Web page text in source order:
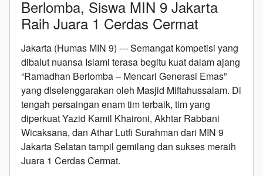
Berlomba, Siswa MIN 9 Jakarta
Raih Juara 1 Cerdas Cermat
Jakarta (Humas MIN 9) --- Semangat kompetisi yang
dibalut nuansa Islami terasa begitu kuat dalam ajang
“Ramadhan Berlomba – Mencari Generasi Emas”
yang diselenggarakan oleh Masjid Miftahussalam. Di
tengah persaingan enam tim terbaik, tim yang
diperkuat Yazid Kamil Khaironi, Akhtar Rabbani
Wicaksana, dan Athar Lutfi Surahman dari MIN 9
Jakarta Selatan tampil gemilang dan sukses meraih
Juara 1 Cerdas Cermat.